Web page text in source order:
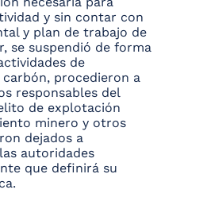
y sin contar con
y plan de trabajo de
se suspendió de forma
de
procedieron a
responsables del
de explotación
minero y otros
dejados a
autoridades
que definirá su